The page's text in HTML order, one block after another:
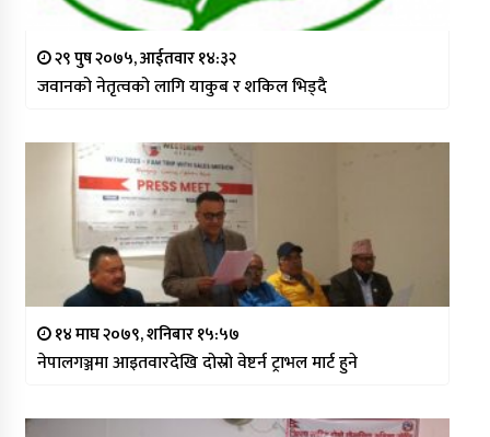
२९ पुष २०७५, आईतवार १४:३२
जवानको नेतृत्वको लागि याकुब र शकिल भिड्दै
१४ माघ २०७९, शनिबार १५:५७
नेपालगञ्जमा आइतवारदेखि दोस्रो वेष्टर्न ट्राभल मार्ट हुने